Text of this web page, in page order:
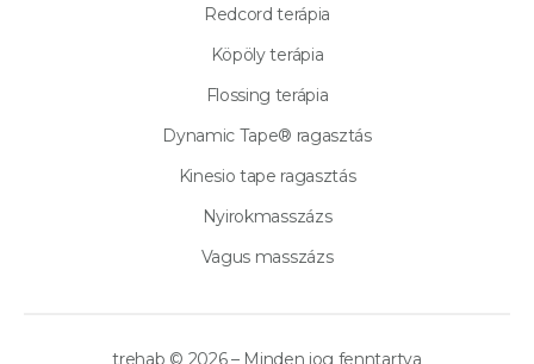
Redcord terápia
Köpöly terápia
Flossing terápia
Dynamic Tape® ragasztás
Kinesio tape ragasztás
Nyirokmasszázs
Vagus masszázs